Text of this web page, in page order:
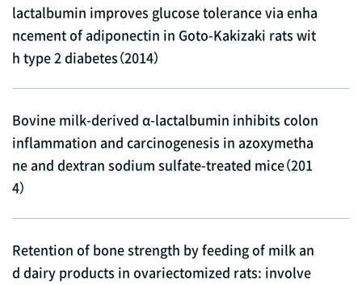
lactalbumin improves glucose tolerance via enha
ncement of adiponectin in Goto-Kakizaki rats wit
h type 2 diabetes（2014）
Bovine milk-derived α-lactalbumin inhibits colon
inflammation and carcinogenesis in azoxymetha
ne and dextran sodium sulfate-treated mice（201
4）
Retention of bone strength by feeding of milk an
d dairy products in ovariectomized rats: involve